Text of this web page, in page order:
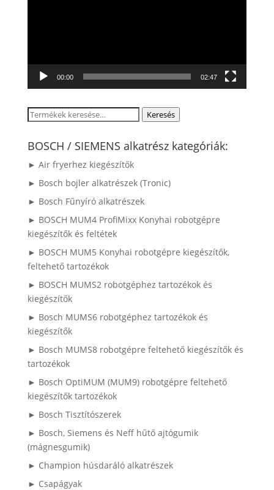
00:00 02:47
Keresés
következőre:
Keresés
BOSCH / SIEMENS alkatrész kategóriák:
► Air fryerhez kiegészítők
► Bosch bojler alkatrészek (Tronic)
► Bosch Fűnyíró alkatrészek
► BOSCH MUM4 ProfiMixx Konyhai robotgépre
kiegészítők és feltétek
► BOSCH MUM5 Konyhai robotgépre kiegészítők,
feltehető tartozékok
► BOSCH MUMS2 robotgéphez tartozékok és
kiegészítők
► Bosch MUMS6 robotgéphez tartozékok és
kiegészítők
► Bosch MUMS8 robotgépre feltehető kiegészítők és
tartozékok
► Bosch OptiMUM (MUM9) robotgépre feltehető
kiegészítők tartozékok
► Bosch Tisztítószerek
► Bosch, Siemens és Neff hűtő ajtógumik
(mágnesgumik)
► Champion húsdaráló alkatrészek
► Csapágyak